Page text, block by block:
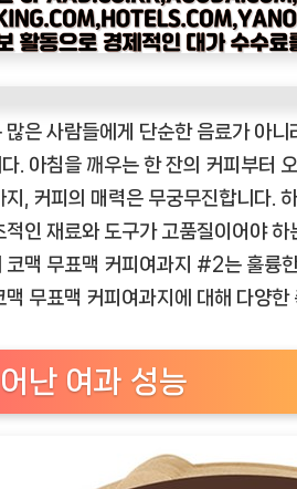
많은 사람들에게 단순한 음료가 아니
. 아침을 깨우는 한 잔의 커피부터
지, 커피의 매력은 무궁무진합니다.
적인 재료와 도구가 고품질이어야
코맥 무표맥 커피여과지 #2는 훌륭
맥 무표맥 커피여과지에 대해 다양한
난 여과 성능